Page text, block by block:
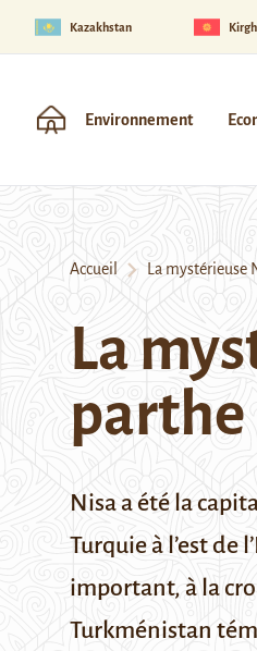
Kazakhstan
Environnement
Accueil La mystérieuse
La
parthe
Nisa a été la
Turquie à l’est
important, à la
Turkménistan